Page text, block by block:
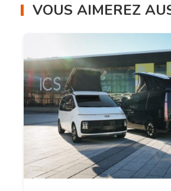
VOUS AIMEREZ